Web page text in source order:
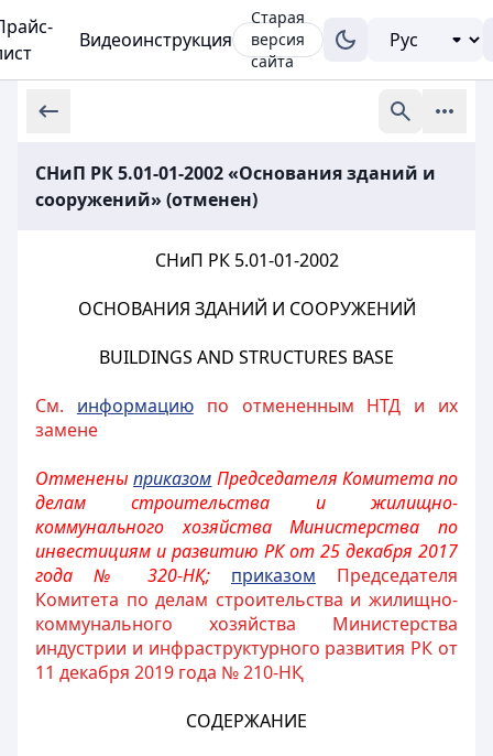
Видеоинструкция
Старая
версия
сайта
СНиП РК 5.01-01-2002 «Основания зданий и
сооружений» (отменен)
СНиП РК 5.01-01-2002
ОСНОВАНИЯ ЗДАНИЙ И СООРУЖЕНИЙ
BUILDINGS AND STRUCTURES BASE
См. информациюпо отмененным НТД и их
замене
Отмененыприказом Председателя Комитета по
делам строительства и жилищно-
коммунального хозяйства Министерства по
инвестициям и развитию РК от 25 декабря 2017
года № 320-НҚ; приказом Председателя
Комитета по делам строительства и жилищно-
коммунального хозяйства Министерства
индустрии и инфраструктурного развития РК от
11 декабря 2019 года № 210-НҚ
СОДЕРЖАНИЕ